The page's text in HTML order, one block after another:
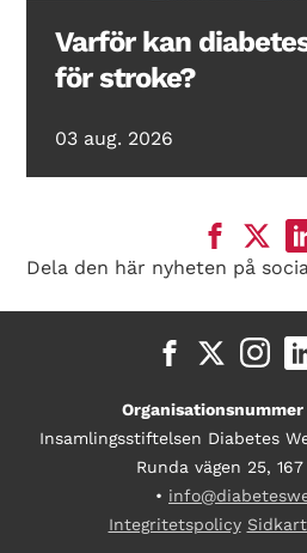
Varför kan
för stroke?
03 aug. 2026
Dela den här nyheten på
Organisationsnummer
Insamlingsstiftelsen Diabetes
Runda vägen 25,
•
Integritetspolicy